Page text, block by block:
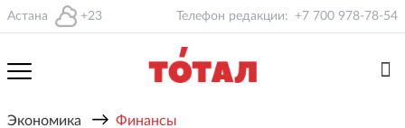
Астана +23 Телефон редакции: +7 700 978-78-54
Экономика → Финансы